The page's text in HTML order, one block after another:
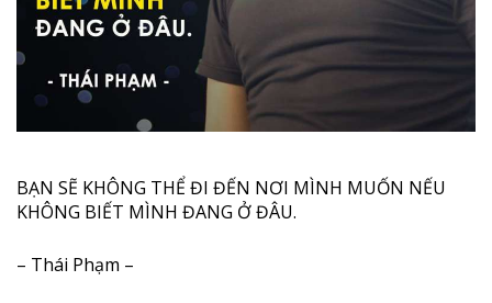
BẠN SẼ KHÔNG THỂ ĐI ĐẾN NƠI MÌNH MUỐN NẾU
KHÔNG BIẾT MÌNH ĐANG Ở ĐÂU.
– Thái Phạm –